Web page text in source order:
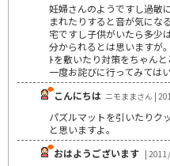
妊婦さんのようですし過敏
まれたりすると音が気にな
宅ですし子供がいたら多少
分かられるとは思いますが
ﾄを敷いたり対策をちゃん
一度お詫びに行ってみては
こんにちは ニモままさん |
パズルマットを引いたりク
と思いますよ。
おはようございます |